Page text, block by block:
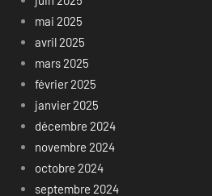
mai 2025
avril 2025
mars 2025
février 2025
janvier 2025
décembre 2024
novembre 2024
octobre 2024
septembre 2024